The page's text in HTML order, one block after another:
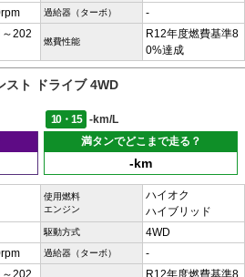
過給器（ターボ） -
202
燃費性能
R12年度燃費基準8
0%達成
スト ドライブ 4WD
10・15
-km/L
満タンでどこまで走る？
-km
使用燃料
エンジン
ハイオク
ハイブリッド
駆動方式 4WD
過給器（ターボ）
-